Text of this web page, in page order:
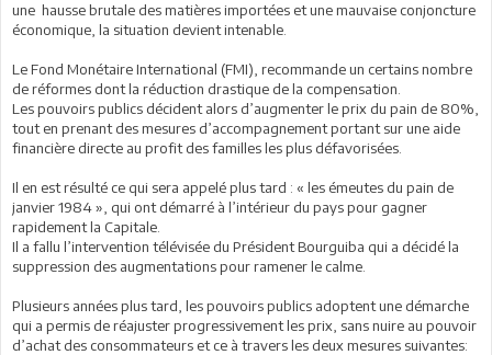
une hausse brutale des matières importées et une mauvaise conjoncture
économique, la situation devient intenable.
Le Fond Monétaire International (FMI), recommande un certains nombre
de réformes dont la réduction drastique de la compensation.
Les pouvoirs publics décident alors d’augmenter le prix du pain de 80%,
tout en prenant des mesures d’accompagnement portant sur une aide
financière directe au profit des familles les plus défavorisées.
Il en est résulté ce qui sera appelé plus tard : « les émeutes du pain de
janvier 1984 », qui ont démarré à l’intérieur du pays pour gagner
rapidement la Capitale.
Il a fallu l’intervention télévisée du Président Bourguiba qui a décidé la
suppression des augmentations pour ramener le calme.
Plusieurs années plus tard, les pouvoirs publics adoptent une démarche
qui a permis de réajuster progressivement les prix, sans nuire au pouvoir
d’achat des consommateurs et ce à travers les deux mesures suivantes: